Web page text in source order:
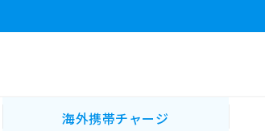
海外携帯チャージ